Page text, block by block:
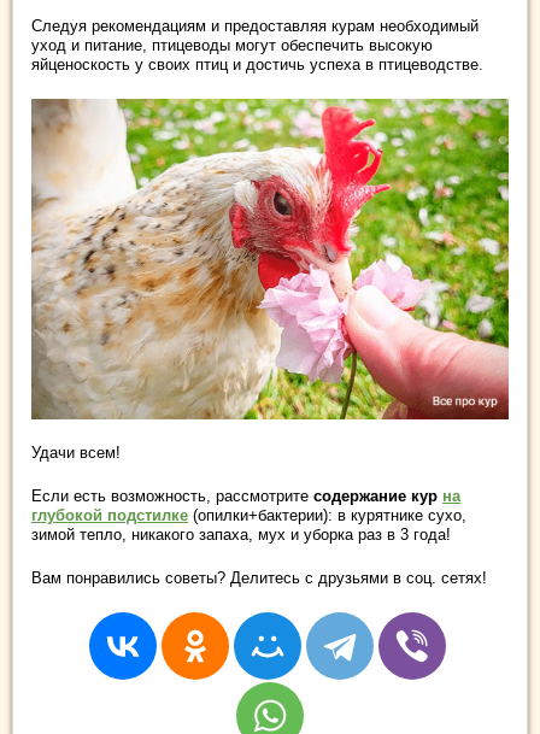
Следуя рекомендациям и предоставляя курам необходимый
уход и питание, птицеводы могут обеспечить высокую
яйценоскость у своих птиц и достичь успеха в птицеводстве.
Удачи всем!
Если есть возможность, рассмотрите содержание кур на
глубокой подстилке (опилки+бактерии): в курятнике сухо,
зимой тепло, никакого запаха, мух и уборка раз в 3 года!
Вам понравились советы? Делитесь с друзьями в соц. сетях!